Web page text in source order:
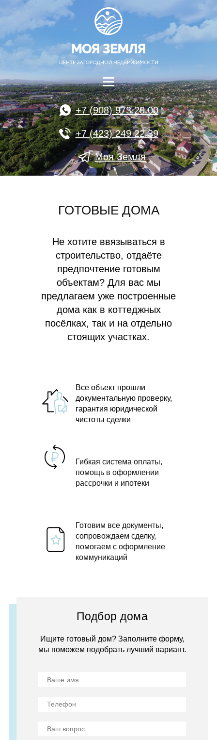
+7 (908) 973 29 00
+7 (423) 249 22 39
Моя Земля
ГОТОВЫЕ ДОМА
Не хотите ввязываться в
строительство, отдаёте
предпочтение готовым
объектам? Для вас мы
предлагаем уже построенные
дома как в коттеджных
посёлках, так и на отдельно
стоящих участках.
Все объект прошли
документальную проверку,
гарантия юридической
чистоты сделки
Гибкая система оплаты,
помощь в оформлении
рассрочки и ипотеки
Готовим все документы,
сопровождаем сделку,
помогаем с оформление
коммуникаций
Подбор дома
Ищите готовый дом? Заполните форму,
мы поможем подобрать лучший вариант.